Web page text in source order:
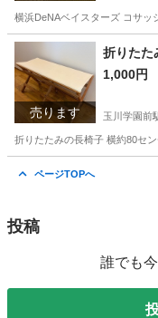
横浜DeNAベイスターズ コサッ
東京 町田市 玉川学園
売ります
折りたた
1,000円
玉川学園前
折りたたみの長椅子 横約80セ
ページTOPへ
投稿
誰でも